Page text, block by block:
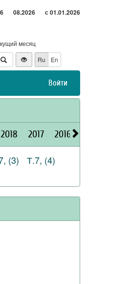
08.2026 с 01.01.2026
месяц
Ru
En
Войти
2018 2017 2016
(3)
Т.7, (4)